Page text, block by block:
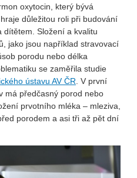
oxytocin, který bývá
důležitou roli při budování
dítětem. Složení a kvalitu
jako jsou například stravovací
porodu nebo délka
se zaměřila studie
ústavu AV ČR. V první
má předčasný porod nebo
prvotního mléka – mleziva,
porodem a asi tři až pět dní